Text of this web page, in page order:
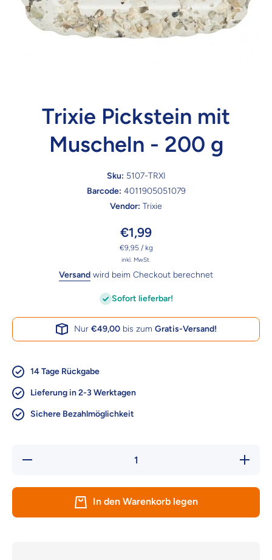
Trixie Pickstein mit
Muscheln - 200 g
Sku: 5107-TRXI
Barcode: 4011905051079
Vendor: Trixie
€1,99
€9,95 / pro
kg
inkl. MwSt.
Versand wird beim Checkout berechnet
Sofort lieferbar!
Nur €49,00bis zum Gratis-Versand!
14 Tage Rückgabe
Lieferung in 2-3 Werktagen
Sichere Bezahlmöglichkeit
Verringere die
In den Warenkorb legen